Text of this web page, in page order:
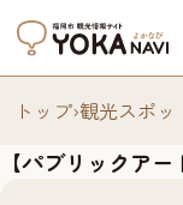
トップ›観光スポッ
【パブリックア